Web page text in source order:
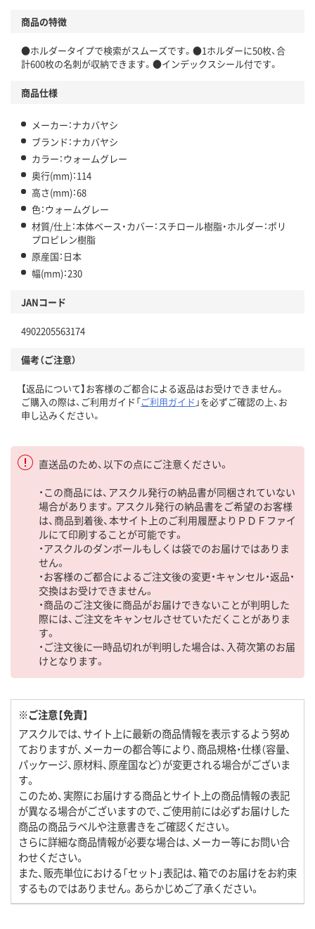
商品の特徴
●ホルダータイプで検索がスムーズです。●1ホルダーに50枚、合
計600枚の名刺が収納できます。●インデックスシール付です。
商品仕様
メーカー：ナカバヤシ
ブランド：ナカバヤシ
カラー：ウォームグレー
奥行(mm)：114
高さ(mm)：68
色：ウォームグレー
材質/仕上：本体ベース・カバー：スチロール樹脂・ホルダー：ポリ
プロピレン樹脂
原産国：日本
幅(mm)：230
JANコード
4902205563174
備考（ご注意）
【返品について】お客様のご都合による返品はお受けできません。
ご購入の際は、ご利用ガイド「ご利用ガイド 」を必ずご確認の上、お
申し込みください。
直送品のため、以下の点にご注意ください。
・この商品には、アスクル発行の納品書が同梱されていない
場合があります。アスクル発行の納品書をご希望のお客様
は、商品到着後、本サイト上のご利用履歴よりＰＤＦファイ
ルにて印刷することが可能です。
・アスクルのダンボールもしくは袋でのお届けではありま
せん。
・お客様のご都合によるご注文後の変更・キャンセル・返品・
交換はお受けできません。
・商品のご注文後に商品がお届けできないことが判明した
際には、ご注文をキャンセルさせていただくことがありま
す。
・ご注文後に一時品切れが判明した場合は、入荷次第のお届
けとなります。
※ご注意【免責】
アスクルでは、サイト上に最新の商品情報を表示するよう努め
ておりますが、メーカーの都合等により、商品規格・仕様（容量、
パッケージ、原材料、原産国など）が変更される場合がございま
す。
このため、実際にお届けする商品とサイト上の商品情報の表記
が異なる場合がございますので、ご使用前には必ずお届けした
商品の商品ラベルや注意書きをご確認ください。
さらに詳細な商品情報が必要な場合は、メーカー等にお問い合
わせください。
また、販売単位における「セット」表記は、箱でのお届けをお約束
するものではありません。あらかじめご了承ください。